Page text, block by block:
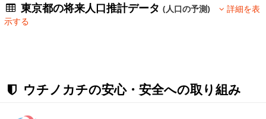
東京都の将来人口推計データ(人口の予測)
詳細を表
示する
ウチノカチの安心・安全への取り組み